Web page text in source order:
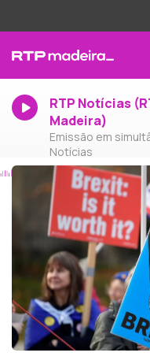
RTP Notícias
Madeira)
Emissão em
Notícias